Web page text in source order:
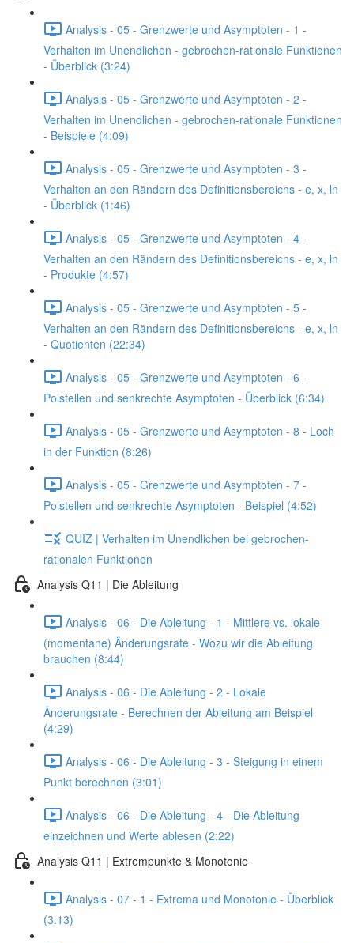
Analysis - 05 - Grenzwerte und Asymptoten - 1 -
Verhalten im Unendlichen - gebrochen-rationale Funktionen
- Überblick (3:24)
Analysis - 05 - Grenzwerte und Asymptoten - 2 -
Verhalten im Unendlichen - gebrochen-rationale Funktionen
- Beispiele (4:09)
Analysis - 05 - Grenzwerte und Asymptoten - 3 -
Verhalten an den Rändern des Definitionsbereichs - e, x, ln
- Überblick (1:46)
Analysis - 05 - Grenzwerte und Asymptoten - 4 -
Verhalten an den Rändern des Definitionsbereichs - e, x, ln
- Produkte (4:57)
Analysis - 05 - Grenzwerte und Asymptoten - 5 -
Verhalten an den Rändern des Definitionsbereichs - e, x, ln
- Quotienten (22:34)
Analysis - 05 - Grenzwerte und Asymptoten - 6 -
Polstellen und senkrechte Asymptoten - Überblick (6:34)
Analysis - 05 - Grenzwerte und Asymptoten - 8 - Loch
in der Funktion (8:26)
Analysis - 05 - Grenzwerte und Asymptoten - 7 -
Polstellen und senkrechte Asymptoten - Beispiel (4:52)
QUIZ | Verhalten im Unendlichen bei gebrochen-
rationalen Funktionen
Analysis Q11 | Die Ableitung
Analysis - 06 - Die Ableitung - 1 - Mittlere vs. lokale
(momentane) Änderungsrate - Wozu wir die Ableitung
brauchen (8:44)
Analysis - 06 - Die Ableitung - 2 - Lokale
Änderungsrate - Berechnen der Ableitung am Beispiel
(4:29)
Analysis - 06 - Die Ableitung - 3 - Steigung in einem
Punkt berechnen (3:01)
Analysis - 06 - Die Ableitung - 4 - Die Ableitung
einzeichnen und Werte ablesen (2:22)
Analysis Q11 | Extrempunkte & Monotonie
Analysis - 07 - 1 - Extrema und Monotonie - Überblick
(3:13)